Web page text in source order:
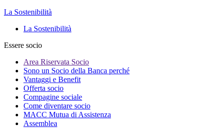
La Sostenibilità
La Sostenibilità
Essere socio
Area Riservata Socio
Sono un Socio della Banca perché
Vantaggi e Benefit
Offerta socio
Compagine sociale
Come diventare socio
MACC Mutua di Assistenza
Assemblea